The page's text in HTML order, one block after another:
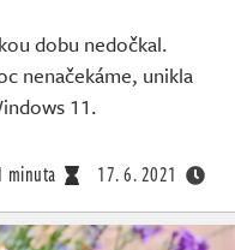
dobu nedočkal.
nenačekáme, unikla
11.
minuta 17. 6. 2021